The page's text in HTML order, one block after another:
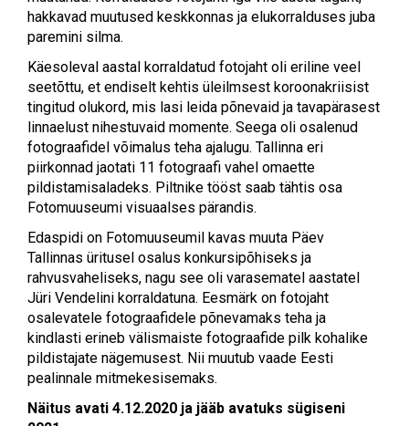
hakkavad muutused keskkonnas ja elukorralduses juba
paremini silma.
Käesoleval aastal korraldatud fotojaht oli eriline veel
seetõttu, et endiselt kehtis üleilmsest koroonakriisist
tingitud olukord, mis lasi leida põnevaid ja tavapärasest
linnaelust nihestuvaid momente. Seega oli osalenud
fotograafidel võimalus teha ajalugu. Tallinna eri
piirkonnad jaotati 11 fotograafi vahel omaette
pildistamisaladeks. Piltnike tööst saab tähtis osa
Fotomuuseumi visuaalses pärandis.
Edaspidi on Fotomuuseumil kavas muuta Päev
Tallinnas üritusel osalus konkursipõhiseks ja
rahvusvaheliseks, nagu see oli varasematel aastatel
Jüri Vendelini korraldatuna. Eesmärk on fotojaht
osalevatele fotograafidele põnevamaks teha ja
kindlasti erineb välismaiste fotograafide pilk kohalike
pildistajate nägemusest. Nii muutub vaade Eesti
pealinnale mitmekesisemaks.
Näitus avati 4.12.2020 ja jääb avatuks sügiseni